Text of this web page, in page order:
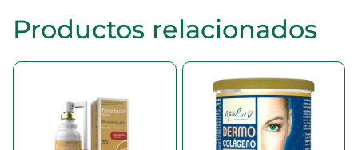
Productos relacionados